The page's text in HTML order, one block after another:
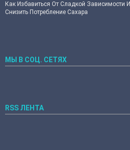
Как Избавиться От Сладкой Зависимости И
Снизить Потребление Сахара
МЫ В СОЦ. СЕТЯХ
RSS ЛЕНТА